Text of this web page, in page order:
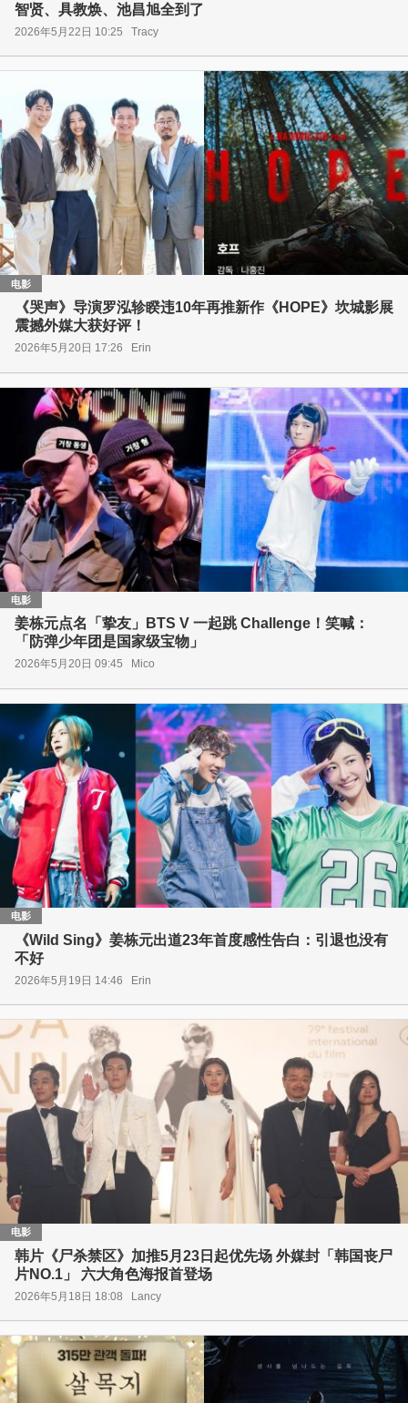
智贤、具教焕、池昌旭全到了
2026年5月22日 10:25 Tracy
电影
《哭声》导演罗泓轸睽违10年再推新作《HOPE》坎城影展
震撼外媒大获好评！
2026年5月20日 17:26 Erin
电影
姜栋元点名「挚友」BTS V 一起跳 Challenge！笑喊：
「防弹少年团是国家级宝物」
2026年5月20日 09:45 Mico
电影
《Wild Sing》姜栋元出道23年首度感性告白：引退也没有
不好
2026年5月19日 14:46 Erin
电影
韩片《尸杀禁区》加推5月23日起优先场 外媒封「韩国丧尸
片NO.1」 六大角色海报首登场
2026年5月18日 18:08 Lancy